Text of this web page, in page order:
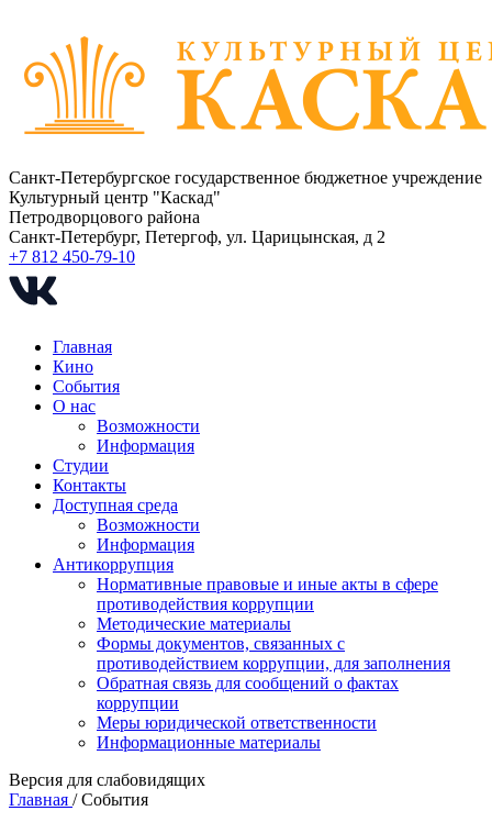
Санкт-Петербургское государственное бюджетное учреждение
Культурный центр "Каскад"
Петродворцового района
Санкт-Петербург, Петергоф, ул. Царицынская, д 2
+7 812 450-79-10
Главная
Кино
События
О нас
Возможности
Информация
Студии
Контакты
Доступная среда
Возможности
Информация
Антикоррупция
Нормативные правовые и иные акты в сфере
противодействия коррупции
Методические материалы
Формы документов, связанных с
противодействием коррупции, для заполнения
Обратная связь для сообщений о фактах
коррупции
Меры юридической ответственности
Информационные материалы
Версия для слабовидящих
Главная /События